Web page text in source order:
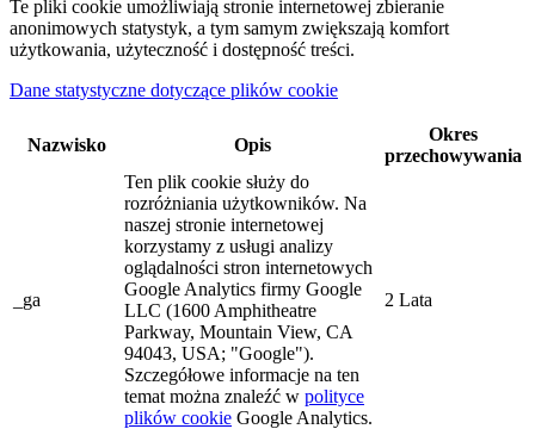
Te pliki cookie umożliwiają stronie internetowej zbieranie
anonimowych statystyk, a tym samym zwiększają komfort
użytkowania, użyteczność i dostępność treści.
Dane statystyczne dotyczące plików cookie
Nazwisko Opis
Okres
przechowywania
_ga
Ten plik cookie służy do
rozróżniania użytkowników. Na
naszej stronie internetowej
korzystamy z usługi analizy
oglądalności stron internetowych
Google Analytics firmy Google
LLC (1600 Amphitheatre
Parkway, Mountain View, CA
94043, USA; "Google").
Szczegółowe informacje na ten
temat można znaleźć w polityce
plików cookie Google Analytics.
2 Lata